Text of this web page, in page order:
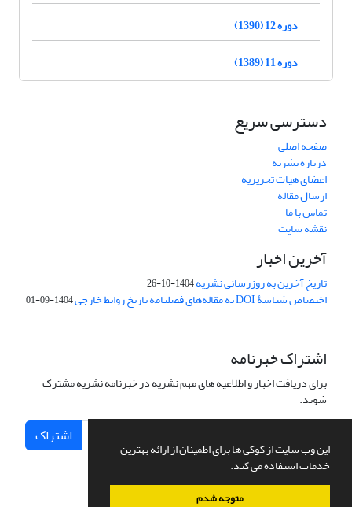
این وب سایت از کوکی ها برای اطمینان از ارائه بهترین
خدمات استفاده می کند.
متوجه شدم
دوره 12 (1390)
دوره 11 (1389)
دسترسی سریع
صفحه اصلی
درباره نشریه
اعضای هیات تحریریه
ارسال مقاله
تماس با ما
نقشه سایت
آخرین اخبار
تاریخ آخرین به روزرسانی نشریه1404-10-26
اختصاص شناسۀ DOI به مقاله‌های فصلنامه تاریخ روابط خارجی 1404-09-01
اشتراک خبرنامه
برای دریافت اخبار و اطلاعیه های مهم نشریه در خبرنامه نشریه مشترک
شوید.
اشتراک